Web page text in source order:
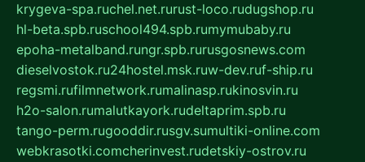
krygeva-spa.ruchel.net.rurust-loco.rudugshop.ru
hl-beta.spb.ruschool494.spb.rumymubaby.ru
epoha-metalband.rungr.spb.rurusgosnews.com
dieselvostok.ru24hostel.msk.ruw-dev.ruf-ship.ru
regsmi.rufilmnetwork.rumalinasp.rukinosvin.ru
h2o-salon.rumalutkayork.rudeltaprim.spb.ru
tango-perm.rugooddir.rusgv.sumultiki-online.com
webkrasotki.comcherinvest.rudetskiy-ostrov.ru